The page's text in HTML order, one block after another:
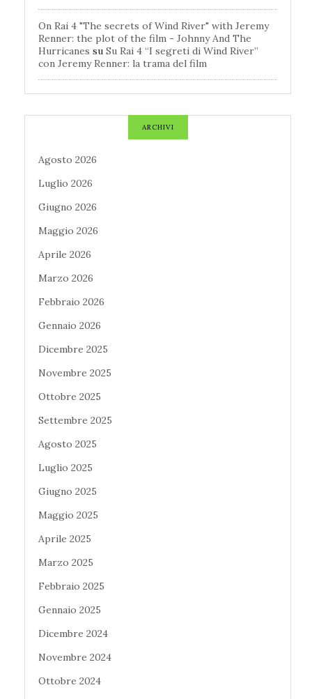
On Rai 4 "The secrets of Wind River" with Jeremy
Renner: the plot of the film - Johnny And The
Hurricanes su Su Rai 4 “I segreti di Wind River”
con Jeremy Renner: la trama del film
ARCHIVI
Agosto 2026
Luglio 2026
Giugno 2026
Maggio 2026
Aprile 2026
Marzo 2026
Febbraio 2026
Gennaio 2026
Dicembre 2025
Novembre 2025
Ottobre 2025
Settembre 2025
Agosto 2025
Luglio 2025
Giugno 2025
Maggio 2025
Aprile 2025
Marzo 2025
Febbraio 2025
Gennaio 2025
Dicembre 2024
Novembre 2024
Ottobre 2024